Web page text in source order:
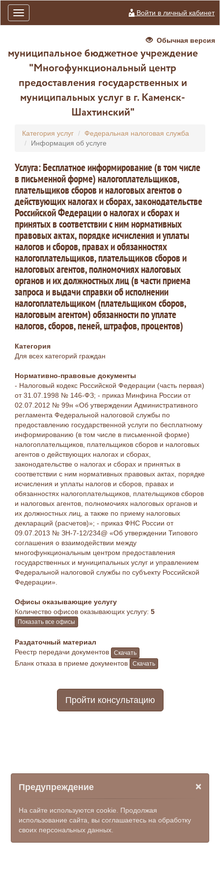
Toggle
navigation
Войти в личный кабинет
Обычная версия
муниципальное бюджетное учреждение
"Многофункциональный центр
предоставления государственных и
муниципальных услуг в г. Каменск-
Шахтинский"
Категория услуг
Федеральная налоговая служба
Информация об услуге
Услуга: Бесплатное информирование (в том числе
в письменной форме) налогоплательщиков,
плательщиков сборов и налоговых агентов о
действующих налогах и сборах, законодательстве
Российской Федерации о налогах и сборах и
принятых в соответствии с ним нормативных
правовых актах, порядке исчисления и уплаты
налогов и сборов, правах и обязанностях
налогоплательщиков, плательщиков сборов и
налоговых агентов, полномочиях налоговых
органов и их должностных лиц (в части приема
запроса и выдачи справки об исполнении
налогоплательщиком (плательщиком сборов,
налоговым агентом) обязанности по уплате
налогов, сборов, пеней, штрафов, процентов)
Категория
Для всех категорий граждан
Нормативно-правовые документы
- Налоговый кодекс Российской Федерации (часть первая)
от 31.07.1998 № 146-ФЗ; - приказ Минфина России от
02.07.2012 № 99н «Об утверждении Административного
регламента Федеральной налоговой службы по
предоставлению государственной услуги по бесплатному
информированию (в том числе в письменной форме)
налогоплательщиков, плательщиков сборов и налоговых
агентов о действующих налогах и сборах,
законодательстве о налогах и сборах и принятых в
соответствии с ним нормативных правовых актах, порядке
исчисления и уплаты налогов и сборов, правах и
обязанностях налогоплательщиков, плательщиков сборов
и налоговых агентов, полномочиях налоговых органов и
их должностных лиц, а также по приему налоговых
деклараций (расчетов)»; - приказ ФНС России от
09.07.2013 № ЗН-7-12/234@ «Об утверждении Типового
соглашения о взаимодействии между
многофункциональным центром предоставления
государственных и муниципальных услуг и управлением
Федеральной налоговой службы по субъекту Российской
Федерации».
Офисы оказывающие услугу
Количество офисов оказывающих услугу: 5
Показать все офисы
Раздаточный материал
Реестр передачи документов
Скачать
Бланк отказа в приеме документов Скачать
Пройти консультацию
×
Предупреждение
На сайте используются cookie. Продолжая
использование сайта, вы соглашаетесь на обработку
своих персональных данных.